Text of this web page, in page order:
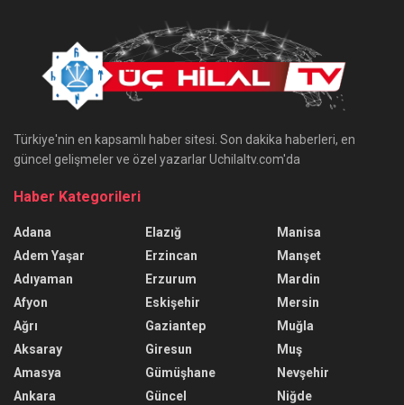
Türkiye'nin en kapsamlı haber sitesi. Son dakika haberleri, en
güncel gelişmeler ve özel yazarlar Uchilaltv.com'da
Haber Kategorileri
Adana
Adem Yaşar
Adıyaman
Afyon
Ağrı
Aksaray
Amasya
Ankara
Elazığ
Erzincan
Erzurum
Eskişehir
Gaziantep
Giresun
Gümüşhane
Güncel
Manisa
Manşet
Mardin
Mersin
Muğla
Muş
Nevşehir
Niğde